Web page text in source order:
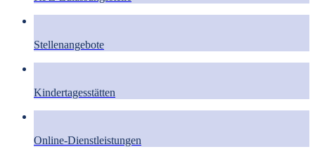
Stellenangebote
Kindertagesstätten
Online-Dienstleistungen